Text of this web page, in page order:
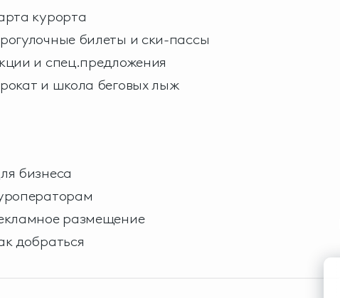
курорта
билеты и ски-пассы
и спец.предложения
и школа беговых лыж
бизнеса
размещение
добраться